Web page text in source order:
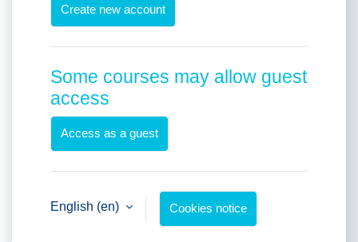
Create new account
Some courses may allow guest
access
Access as a guest
English ‎(en)‎ Cookies notice